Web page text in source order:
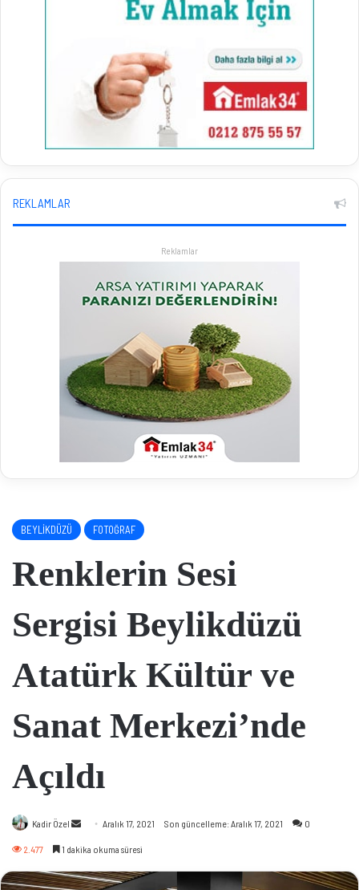
REKLAMLAR
Reklamlar